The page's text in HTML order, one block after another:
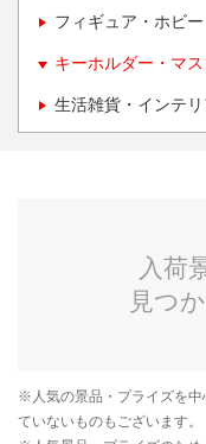
フィギュア・ホビー
キーホルダー・マ
生活雑貨・インテ